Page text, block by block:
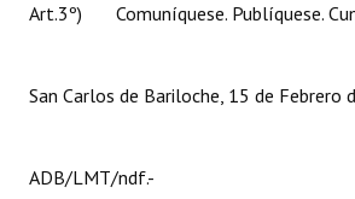
Art.3º) Comuníquese. Publíquese.
San Carlos de Bariloche, 15 de Febrero
ADB/LMT/ndf.-